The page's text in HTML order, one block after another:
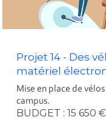
Projet 14 - Des
matériel
Mise en place de
campus.
BUDGET : 15 650 €